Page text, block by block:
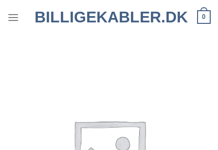
BILLIGEKABLER.DK 0